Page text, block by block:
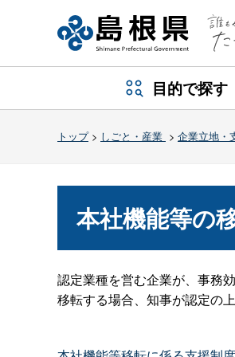
目的で探す
トップ> しごと・産業 > 企業立地・
本社機能等の
認定業種を営む企業が、事務
移転する場合、知事が認定の